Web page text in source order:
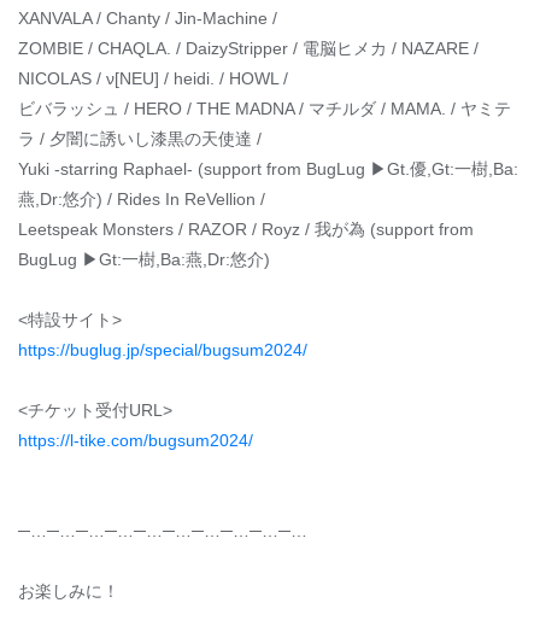
XANVALA / Chanty / Jin-Machine /
ZOMBIE / CHAQLA. / DaizyStripper / 電脳ヒメカ / NAZARE /
NICOLAS / ν[NEU] / heidi. / HOWL /
ビバラッシュ / HERO / THE MADNA / マチルダ / MAMA. / ヤミテ
ラ / 夕闇に誘いし漆黒の天使達 /
Yuki -starring Raphael- (support from BugLug ▶Gt.優,Gt:一樹,Ba:
燕,Dr:悠介) / Rides In ReVellion /
Leetspeak Monsters / RAZOR / Royz / 我が為 (support from
BugLug ▶Gt:一樹,Ba:燕,Dr:悠介)
<特設サイト>
https://buglug.jp/special/bugsum2024/
<チケット受付URL>
https://l-tike.com/bugsum2024/
─…─…─…─…─…─…─…─…─…─…
お楽しみに！